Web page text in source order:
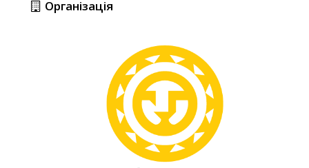
Організація